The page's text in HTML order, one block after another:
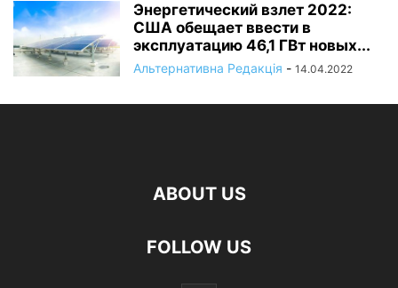
Энергетический взлет 2022:
США обещает ввести в
эксплуатацию 46,1 ГВт новых...
Альтернативна Редакція - 14.04.2022
ABOUT US
FOLLOW US